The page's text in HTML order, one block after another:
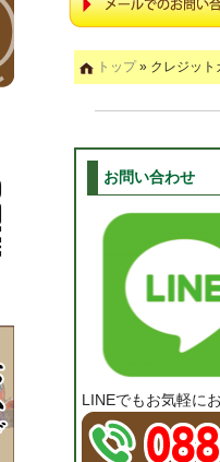
トップ» クレジット
お問い合わせ
LINEでもお気軽に